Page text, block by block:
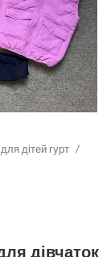
дітей гурт
дівчаток